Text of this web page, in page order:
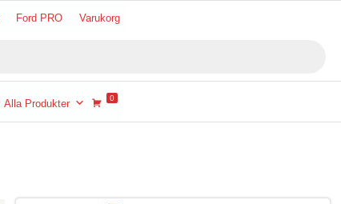
Ford PRO Varukorg
Alla Produkter 0